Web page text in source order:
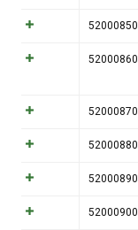
52000850
52000860
52000870
52000880
52000890
52000900